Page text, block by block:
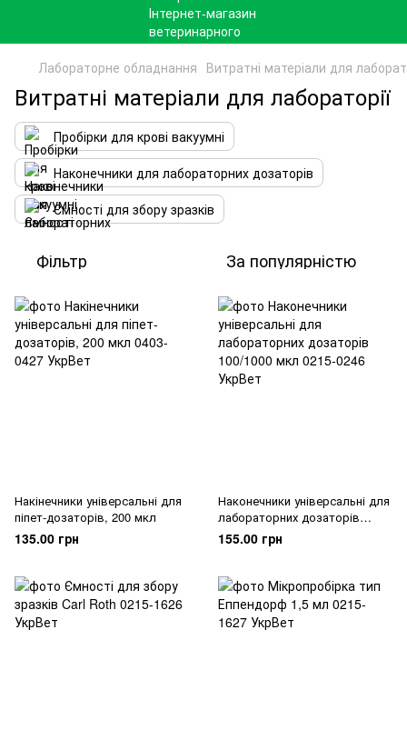
Лабораторне обладнання Витратні матеріали для
Витратні матеріали для лабораторії
Пробірки для крові вакуумні
Наконечники для лабораторних дозаторів
Ємності для збору зразків
Фільтр За популярністю
Накінечники універсальні для
піпет-дозаторів, 200 мкл
135.00 грн
Наконечники універсальні для
лабораторних дозаторів
100/1000 мкл
155.00 грн